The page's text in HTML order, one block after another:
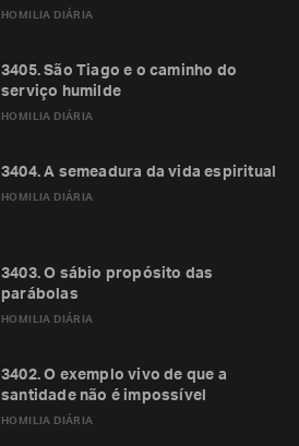
HOMILIA DIÁRIA
HOMILIA DIÁRIA
3405. São Tiago e o caminho do
serviço humilde
HOMILIA DIÁRIA
3404. A semeadura da vida espiritual
HOMILIA DIÁRIA
3403. O sábio propósito das
parábolas
HOMILIA DIÁRIA
3402. O exemplo vivo de que a
santidade não é impossível